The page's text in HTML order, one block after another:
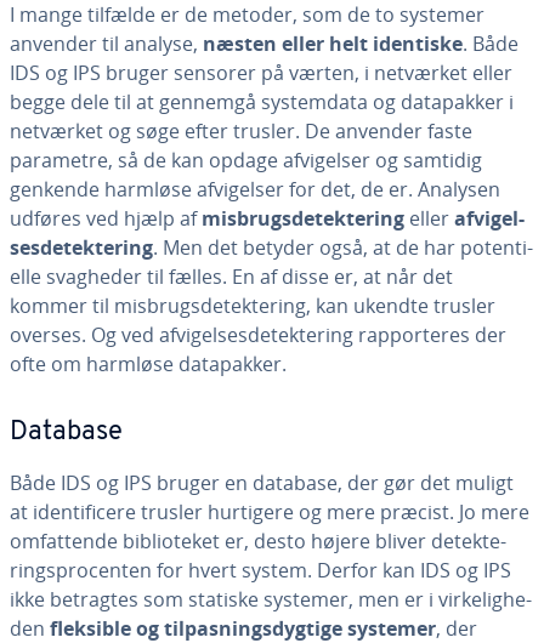
I mange tilfælde er de metoder, som de to systemer
anvender til analyse, næsten eller helt identiske. Både
IDS og IPS bruger sensorer på værten, i netværket eller
begge dele til at gennemgå sy­stem­da­ta og da­ta­pak­ker i
netværket og søge efter trusler. De anvender faste
parametre, så de kan opdage af­vi­gel­ser og samtidig
genkende harmløse af­vi­gel­ser for det, de er. Analysen
udføres ved hjælp afmis­brugs­de­tek­te­ring elleraf­vi­gel­
ses­de­tek­te­ring. Men det betyder også, at de har po­ten­ti­
el­le svagheder til fælles. En af disse er, at når det
kommer til mis­brugs­de­tek­te­ring, kan ukendte trusler
overses. Og ved af­vi­gel­ses­de­tek­te­ring rap­por­te­res der
ofte om harmløse da­ta­pak­ker.
Database
Både IDS og IPS bruger en database, der gør det muligt
at iden­ti­fi­ce­re trusler hurtigere og mere præcist. Jo mere
om­fat­ten­de bi­bli­o­te­ket er, desto højere bliver de­tek­te­
rings­pro­cen­ten for hvert system. Derfor kan IDS og IPS
ikke betragtes som statiske systemer, men er i vir­ke­lig­he­
den fleksible og til­pas­nings­dyg­ti­ge systemer, der